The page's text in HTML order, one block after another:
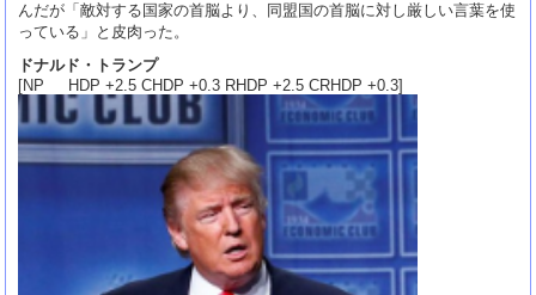
んだが「敵対する国家の首脳より、同盟国の首脳に対し厳しい言葉を使
っている」と皮肉った。
ドナルド・トランプ
[NP HDP +2.5 CHDP +0.3 RHDP +2.5 CRHDP +0.3]